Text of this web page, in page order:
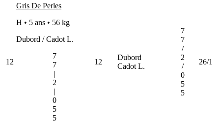
12
Gris De Perles
H • 5 ans • 56 kg
Dubord / Cadot L.
7
7
|
2
|
0
5
5
12
Dubord
Cadot L.
7
7
/
2
/
0
5
5
26/1